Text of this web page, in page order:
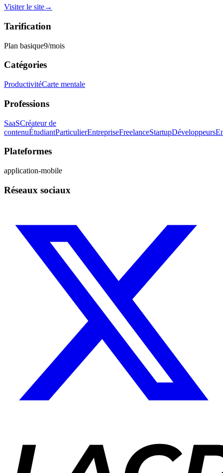
Visiter le site→
Tarification
Plan basique9/mois
Catégories
ProductivitéCarte mentale
Professions
SaaSCréateur de
contenuÉtudiantParticulierEntrepriseFreelanceStartupDéveloppeurs
Plateformes
application-mobile
Réseaux sociaux